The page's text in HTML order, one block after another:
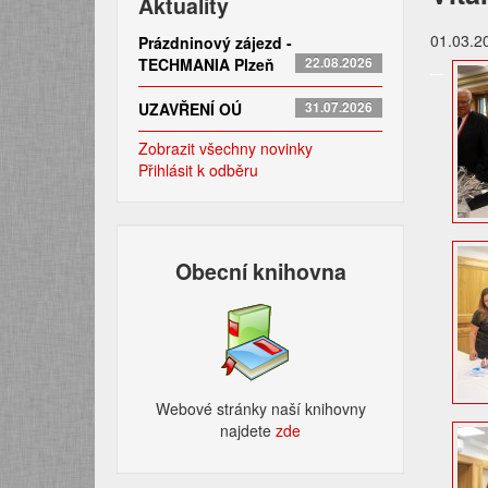
Prázdninový zájezd -
TECHMANIA Plzeň
22.08.2026
UZAVŘENÍ OÚ 31.07.2026
Zobrazit všechny novinky
Přihlásit k odběru
Obecní knihovna
Webové stránky naší knihovny
najdetezde​